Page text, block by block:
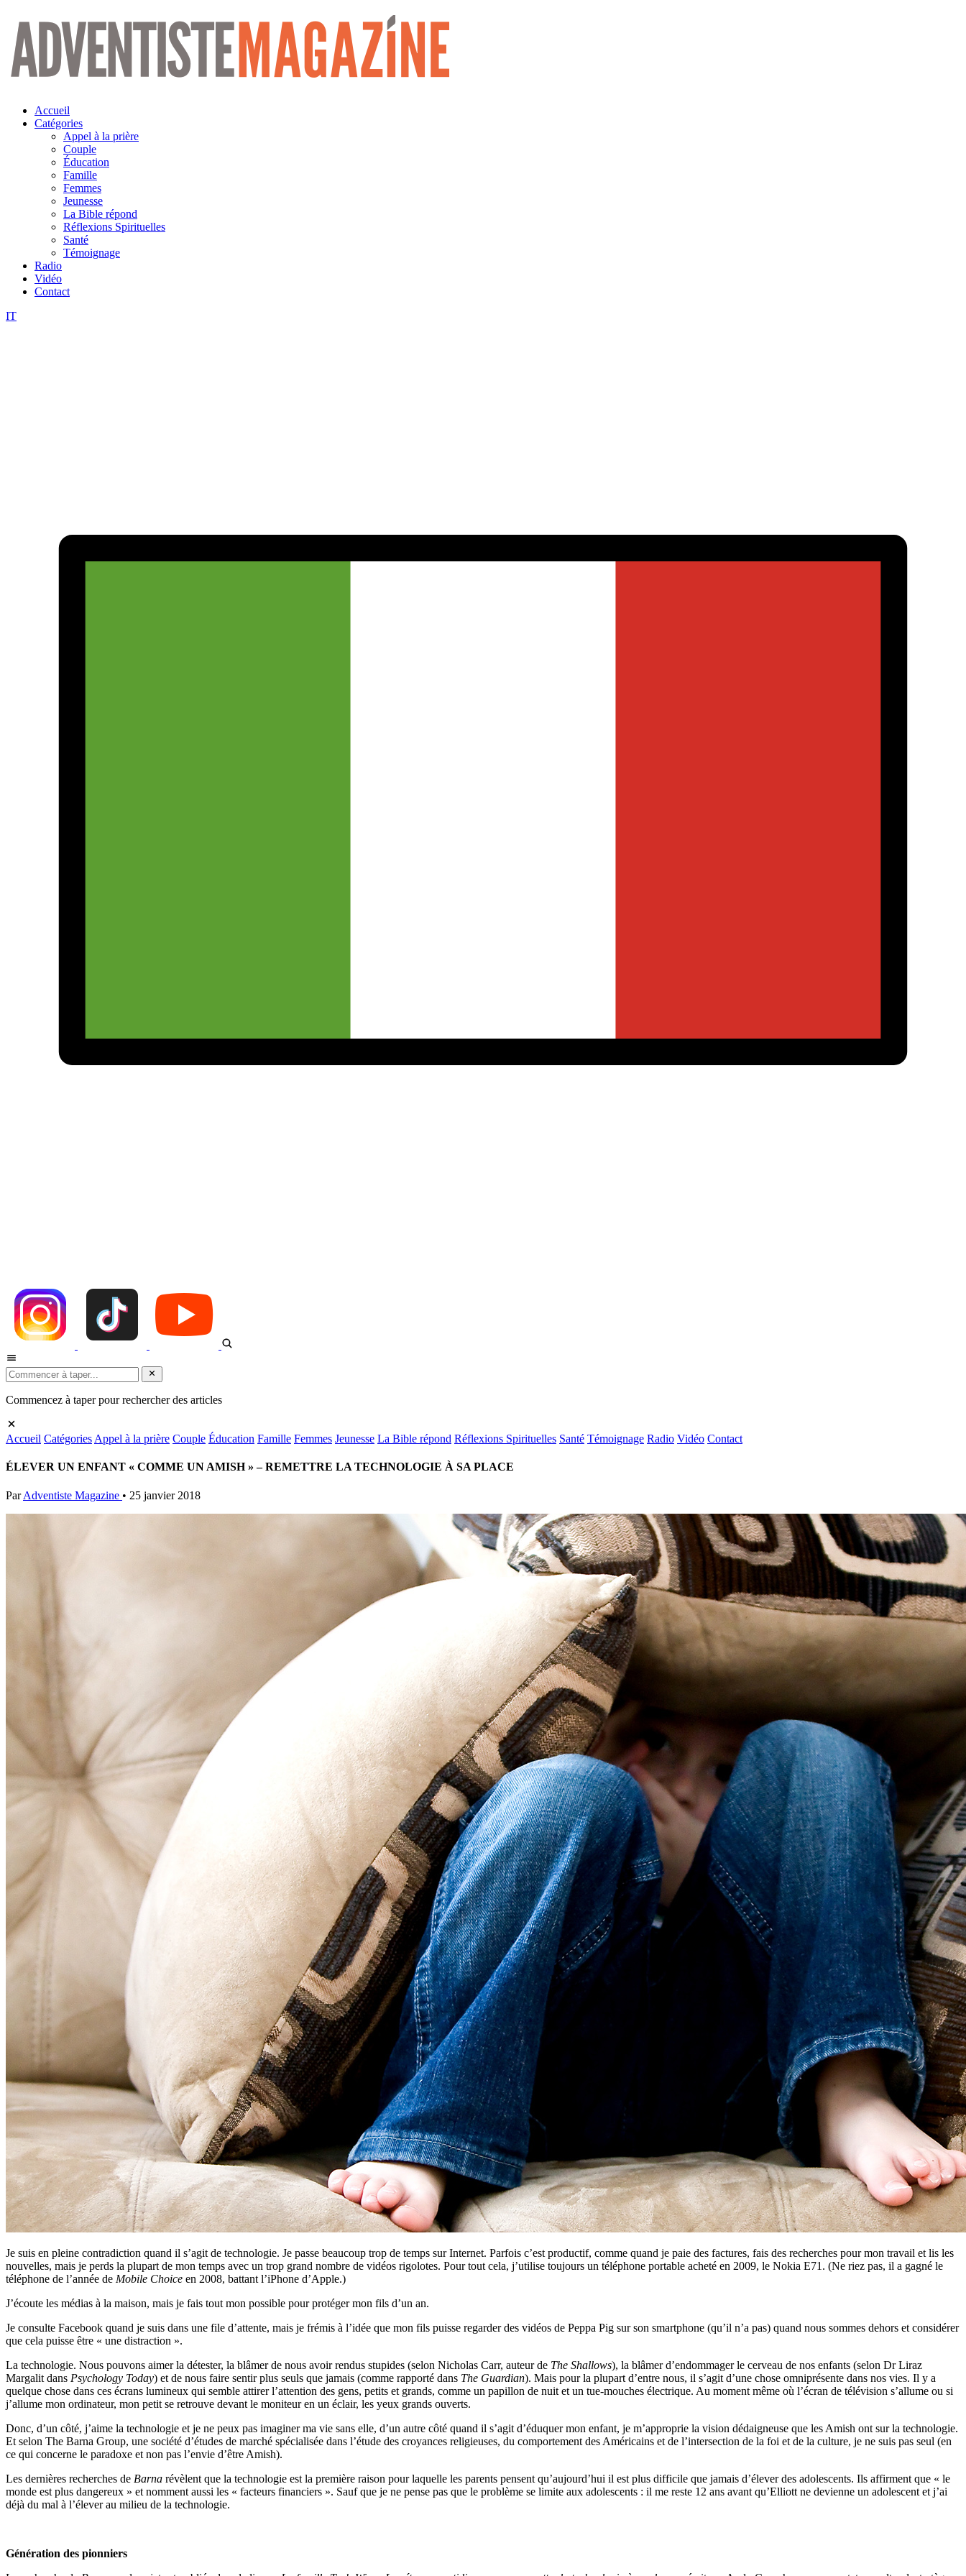
Aller
contenu
Accueil
Catégories
Appel à la prière
Couple
Éducation
Famille
Femmes
Jeunesse
La Bible répond
Réflexions Spirituelles
Santé
Témoignage
Radio
Vidéo
Contact
IT
Commencez à taper pour rechercher des articles
Accueil Catégories Appel à la prière Couple Éducation Famille Femmes Jeunesse La Bible répond Réflexions Spirituelles Santé Témoignage Radio Vidéo Contact
ÉLEVER UN ENFANT « COMME UN AMISH » – REMETTRE LA TECHNOLOGIE À SA PLACE
Par Adventiste Magazine • 25 janvier 2018
Je suis en pleine contradiction quand il s’agit de technologie. Je passe beaucoup trop de temps sur Internet. Parfois c’est productif, comme quand je paie des factures, fais des recherches pour mon travail et lis les
nouvelles, mais je perds la plupart de mon temps avec un trop grand nombre de vidéos rigolotes. Pour tout cela, j’utilise toujours un téléphone portable acheté en 2009, le Nokia E71. (Ne riez pas, il a gagné le
téléphone de l’année de Mobile Choice en 2008, battant l’iPhone d’Apple.)
J’écoute les médias à la maison, mais je fais tout mon possible pour protéger mon fils d’un an.
Je consulte Facebook quand je suis dans une file d’attente, mais je frémis à l’idée que mon fils puisse regarder des vidéos de Peppa Pig sur son smartphone (qu’il n’a pas) quand nous sommes dehors et considérer
que cela puisse être « une distraction ».
La technologie. Nous pouvons aimer la détester, la blâmer de nous avoir rendus stupides (selon Nicholas Carr, auteur de The Shallows), la blâmer d’endommager le cerveau de nos enfants (selon Dr Liraz
Margalit dans Psychology Today) et de nous faire sentir plus seuls que jamais (comme rapporté dans The Guardian). Mais pour la plupart d’entre nous, il s’agit d’une chose omniprésente dans nos vies. Il y a
quelque chose dans ces écrans lumineux qui semble attirer l’attention des gens, petits et grands, comme un papillon de nuit et un tue-mouches électrique. Au moment même où l’écran de télévision s’allume ou si
j’allume mon ordinateur, mon petit se retrouve devant le moniteur en un éclair, les yeux grands ouverts.
Donc, d’un côté, j’aime la technologie et je ne peux pas imaginer ma vie sans elle, d’un autre côté quand il s’agit d’éduquer mon enfant, je m’approprie la vision dédaigneuse que les Amish ont sur la technologie.
Et selon The Barna Group, une société d’études de marché spécialisée dans l’étude des croyances religieuses, du comportement des Américains et de l’intersection de la foi et de la culture, je ne suis pas seul (en
ce qui concerne le paradoxe et non pas l’envie d’être Amish).
Les dernières recherches de Barna révèlent que la technologie est la première raison pour laquelle les parents pensent qu’aujourd’hui il est plus difficile que jamais d’élever des adolescents. Ils affirment que « le
monde est plus dangereux » et nomment aussi les « facteurs financiers ». Sauf que je ne pense pas que le problème se limite aux adolescents : il me reste 12 ans avant qu’Elliott ne devienne un adolescent et j’ai
déjà du mal à l’élever au milieu de la technologie.
Génération des pionniers